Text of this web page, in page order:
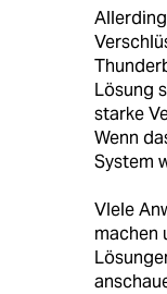
Lösung
starke
Wenn
System
VIele
machen